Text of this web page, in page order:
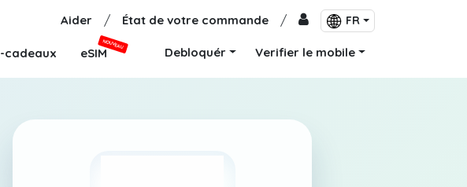
Aider / État de votre commande / FR
cadeaux eSIM
NOUVEAU
Debloquér Verifier le mobile